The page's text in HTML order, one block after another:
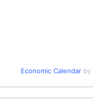
Economic Calendar by